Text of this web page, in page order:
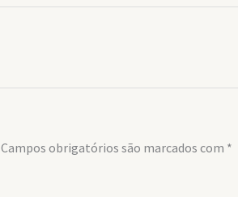
Campos obrigatórios são marcados com *